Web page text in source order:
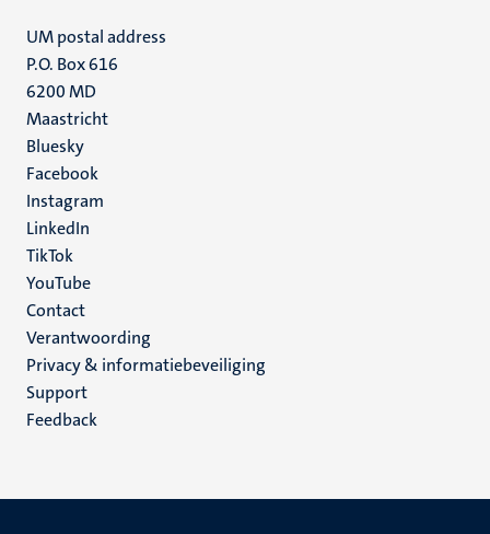
UM postal address
P.O. Box 616
6200 MD
Maastricht
Social
media
Bluesky
Facebook
Instagram
LinkedIn
TikTok
YouTube
Menu
footer
(NL)
Contact
Verantwoording
Privacy & informatiebeveiliging
Support
Feedback